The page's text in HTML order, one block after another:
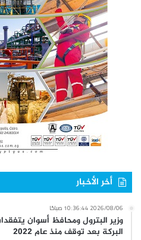
أخر الأخبار
2026/08/06 10:36:44 صباحًا
وزير البترول ومحافظ أسوان
البركة بعد توقف منذ عام 2022